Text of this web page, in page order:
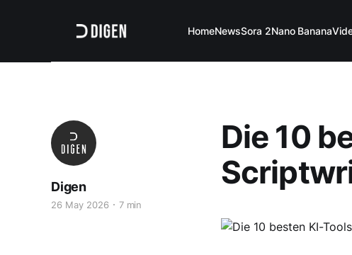
HomeNewsSora 2Nano Banana
Die 10
Digen
26 May 2026 7 min